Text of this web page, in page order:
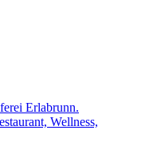
Erlabrunn.
Wellness,